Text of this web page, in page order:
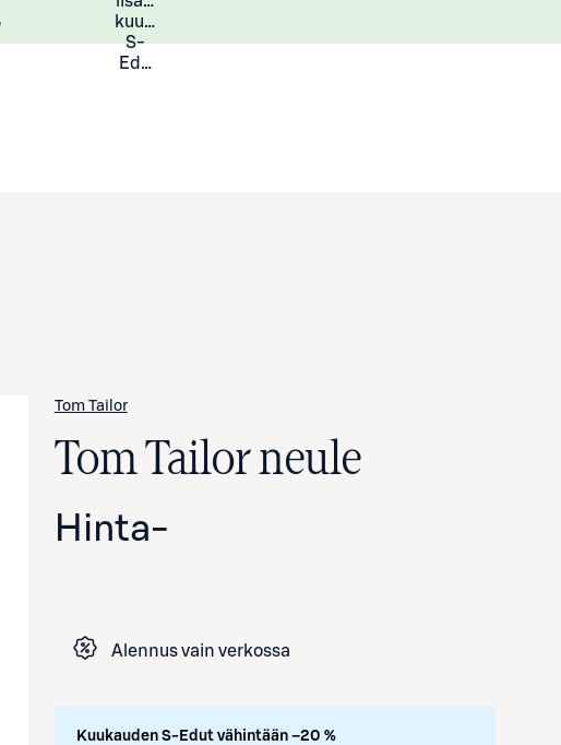
kuukauden
S-
Eduista
Tom Tailor
Tom Tailor neule
Hinta-
Alennus vain verkossa
Kuukauden S-Edut vähintään –20 %